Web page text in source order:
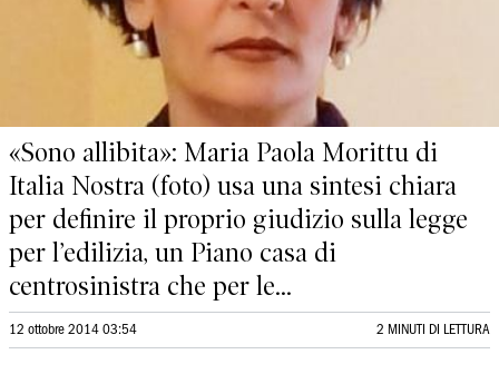
«Sono allibita»: Maria Paola Morittu di
Italia Nostra (foto) usa una sintesi chiara
per definire il proprio giudizio sulla legge
per l’edilizia, un Piano casa di
centrosinistra che per le...
12 ottobre 2014 03:54 2 MINUTI DI LETTURA